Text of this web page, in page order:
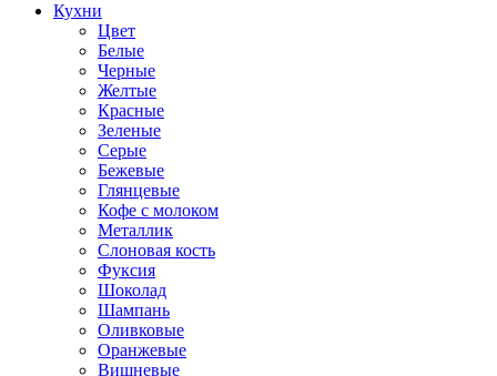
Кухни
Цвет
Белые
Черные
Желтые
Красные
Зеленые
Серые
Бежевые
Глянцевые
Кофе с молоком
Металлик
Слоновая кость
Фуксия
Шоколад
Шампань
Оливковые
Оранжевые
Вишневые